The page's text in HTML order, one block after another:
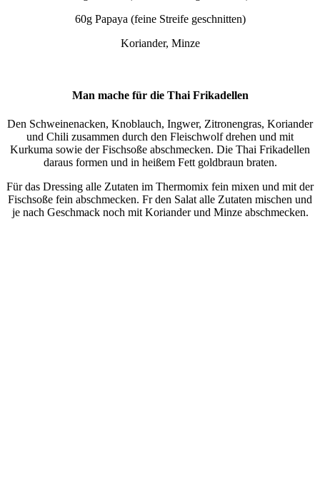
60g Papaya (feine Streife geschnitten)
Koriander, Minze
Man mache für die Thai Frikadellen
Den Schweinenacken, Knoblauch, Ingwer, Zitronengras, Koriander
und Chili zusammen durch den Fleischwolf drehen und mit
Kurkuma sowie der Fischsoße abschmecken. Die Thai Frikadellen
daraus formen und in heißem Fett goldbraun braten.
Für das Dressing alle Zutaten im Thermomix fein mixen und mit der
Fischsoße fein abschmecken. Fr den Salat alle Zutaten mischen und
je nach Geschmack noch mit Koriander und Minze abschmecken.